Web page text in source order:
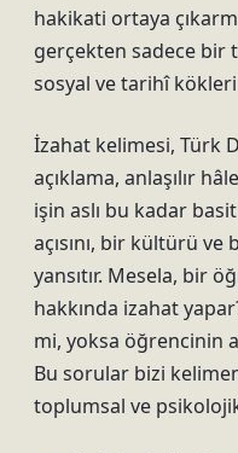
hakikati ortaya
gerçekten sadece bir
sosyal ve tarihî kökleri
İzahat kelimesi, Türk
açıklama, anlaşılır
işin aslı bu kadar
açısını, bir kültürü
yansıtır. Mesela, bir
hakkında izahat
mi, yoksa öğrencinin
Bu sorular bizi
toplumsal ve